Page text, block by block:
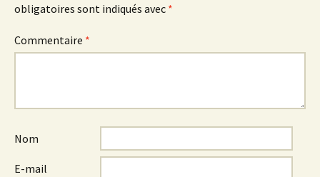
obligatoires sont indiqués avec *
Commentaire *
Nom
E-mail